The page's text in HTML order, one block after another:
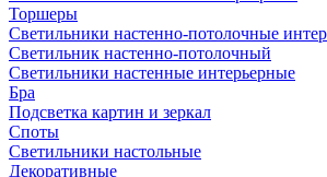
Торшеры
Светильники настенно-потолочные
Светильник настенно-потолочный
Светильники настенные интерьерные
Бра
Подсветка картин и зеркал
Споты
Светильники настольные
Декоративные